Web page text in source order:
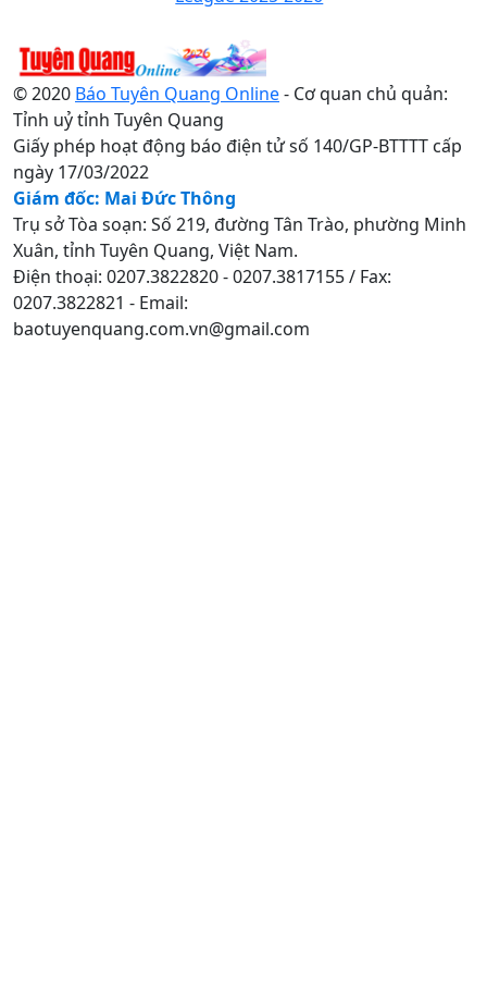
© 2020 Báo Tuyên Quang Online- Cơ quan chủ quản:
Tỉnh uỷ tỉnh Tuyên Quang
Giấy phép hoạt động báo điện tử số 140/GP-BTTTT cấp
ngày 17/03/2022
Giám đốc: Mai Đức Thông
Trụ sở Tòa soạn: Số 219, đường Tân Trào, phường Minh
Xuân, tỉnh Tuyên Quang, Việt Nam.
Điện thoại: 0207.3822820 - 0207.3817155 / Fax:
0207.3822821 - Email:
baotuyenquang.com.vn@gmail.com